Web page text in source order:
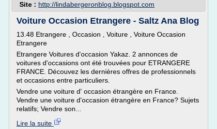
Site : http://lindabergeronblog.blogspot.com
Voiture Occasion Etrangere - Saltz Ana Blog
13.48 Etrangere , Occasion , Voiture , Voiture Occasion
Etrangere
Etrangere Voitures d'occasion Yakaz. 2 annonces de
voitures d'occasions ont été trouvées pour ETRANGERE
FRANCE. Découvez les dernières offres de professionnels
et occasions entre particuliers.
Vendre une voiture d' occasion étrangère en France.
Vendre une voiture d'occasion étrangère en France? Sujets
relatifs; Vendre son...
Lire la suite